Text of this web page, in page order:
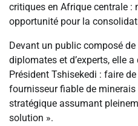
critiques en Afrique centrale :
opportunité pour la
Devant un public composé de
diplomates et d’experts, elle
Président Tshisekedi : faire
fournisseur fiable de
stratégique assumant
solution ».